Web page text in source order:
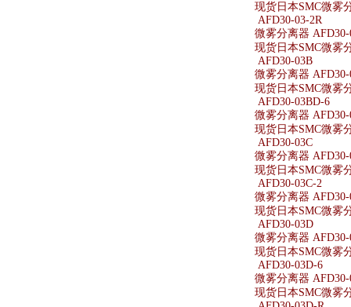
现货日本SMC微雾
AFD30-03-2R
微雾分离器 AFD30-
现货日本SMC微雾
AFD30-03B
微雾分离器 AFD30-
现货日本SMC微雾
AFD30-03BD-6
微雾分离器 AFD30-
现货日本SMC微雾
AFD30-03C
微雾分离器 AFD30-
现货日本SMC微雾
AFD30-03C-2
微雾分离器 AFD30-
现货日本SMC微雾
AFD30-03D
微雾分离器 AFD30-
现货日本SMC微雾
AFD30-03D-6
微雾分离器 AFD30-
现货日本SMC微雾